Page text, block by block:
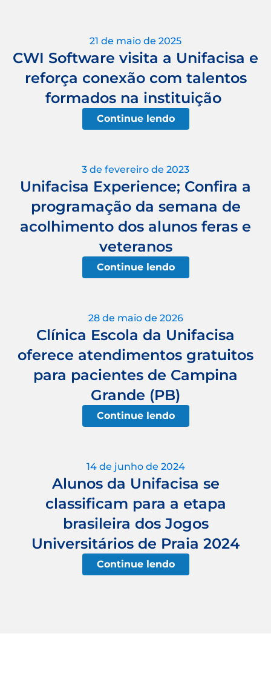
21 de maio de 2025
CWI Software visita a Unifacisa e
reforça conexão com talentos
formados na instituição
Continue lendo
3 de fevereiro de 2023
Unifacisa Experience; Confira a
programação da semana de
acolhimento dos alunos feras e
veteranos
Continue lendo
28 de maio de 2026
Clínica Escola da Unifacisa
oferece atendimentos gratuitos
para pacientes de Campina
Grande (PB)
Continue lendo
14 de junho de 2024
Alunos da Unifacisa se
classificam para a etapa
brasileira dos Jogos
Universitários de Praia 2024
Continue lendo